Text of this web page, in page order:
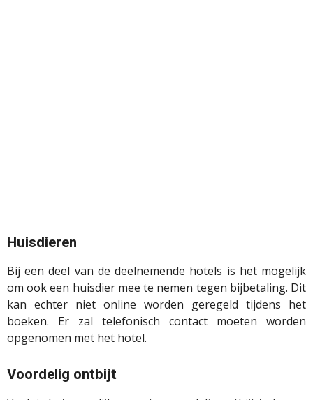
Huisdieren
Bij een deel van de deelnemende hotels is het mogelijk
om ook een huisdier mee te nemen tegen bijbetaling. Dit
kan echter niet online worden geregeld tijdens het
boeken. Er zal telefonisch contact moeten worden
opgenomen met het hotel.
Voordelig ontbijt